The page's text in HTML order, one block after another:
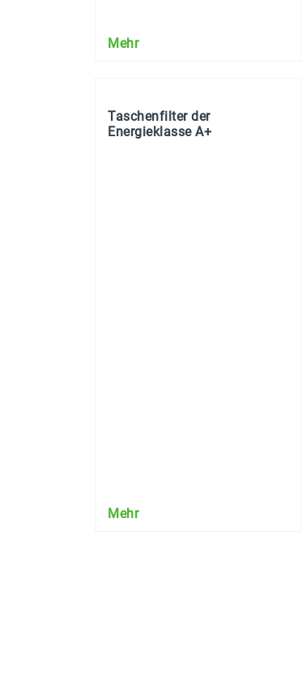
Mehr
Taschenfilter der
Energieklasse A+
Mehr